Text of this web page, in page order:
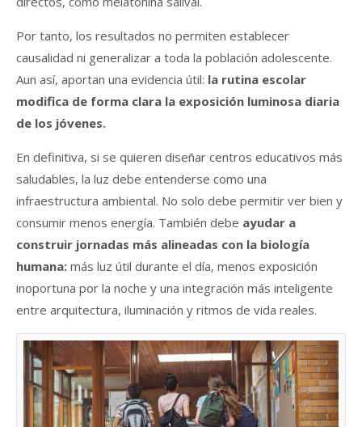
Por tanto, los resultados no permiten establecer
causalidad ni generalizar a toda la población adolescente.
Aun así, aportan una evidencia útil: la rutina escolar
modifica de forma clara la exposición luminosa diaria
de los jóvenes.
En definitiva, si se quieren diseñar centros educativos más
saludables, la luz debe entenderse como una
infraestructura ambiental. No solo debe permitir ver bien y
consumir menos energía. También debe ayudar a
construir jornadas más alineadas con la biología
humana: más luz útil durante el día, menos exposición
inoportuna por la noche y una integración más inteligente
entre arquitectura, iluminación y ritmos de vida reales.